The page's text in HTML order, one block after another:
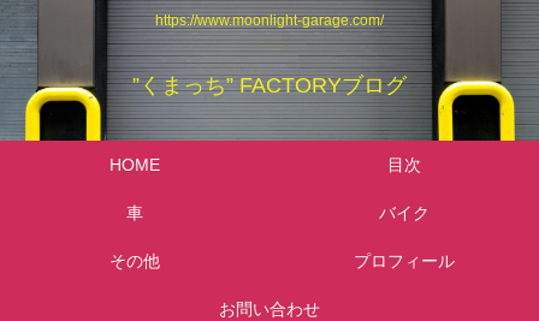
https://www.moonlight-garage.com/
”くまっち” FACTORYブログ
HOME 目次
車 バイク
その他 プロフィール
お問い合わせ